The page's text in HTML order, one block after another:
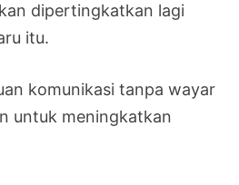
dipertingkatkan lagi
itu.
komunikasi tanpa wayar
untuk meningkatkan